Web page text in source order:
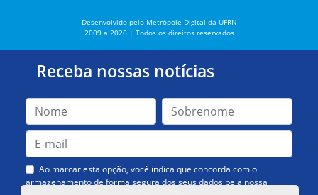
Desenvolvido pelo Metrópole Digital da UFRN
2009 a 2026 | Todos os direitos reservados
Receba nossas notícias
Ao marcar esta opção, você indica que concorda com o
armazenamento de forma segura dos seus dados pela nossa